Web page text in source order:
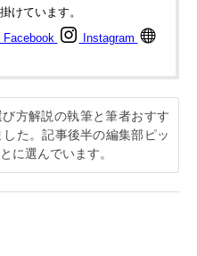
けています。
Facebook
Instagram
方解説の執筆と筆者おすす
た。記事後半の編集部ピッ
に選んでいます。